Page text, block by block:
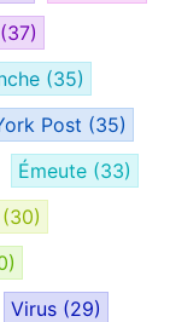
(37)
(35)
Post (35)
Émeute (33)
(30)
Virus (29)